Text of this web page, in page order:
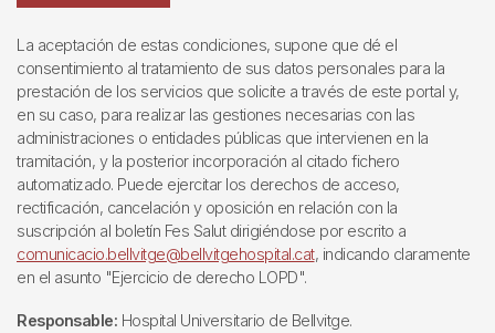
La aceptación de estas condiciones, supone que dé el
consentimiento al tratamiento de sus datos personales para la
prestación de los servicios que solicite a través de este portal y,
en su caso, para realizar las gestiones necesarias con las
administraciones o entidades públicas que intervienen en la
tramitación, y la posterior incorporación al citado fichero
automatizado. Puede ejercitar los derechos de acceso,
rectificación, cancelación y oposición en relación con la
suscripción al boletín Fes Salut dirigiéndose por escrito a
comunicacio.bellvitge@bellvitgehospital.cat, indicando claramente
en el asunto "Ejercicio de derecho LOPD".
Responsable: Hospital Universitario de Bellvitge.